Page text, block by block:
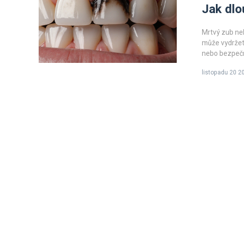
Jak
Mrtvý zub
může
nebo
listopadu 20